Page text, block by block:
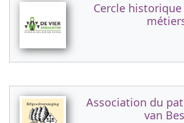
Cercle
Association du
van